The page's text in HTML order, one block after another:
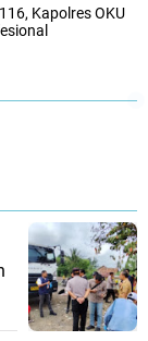
Kapolres OKU